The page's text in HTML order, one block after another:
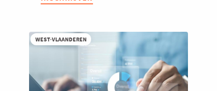
onzekere
wereld
WEST-VLAANDEREN